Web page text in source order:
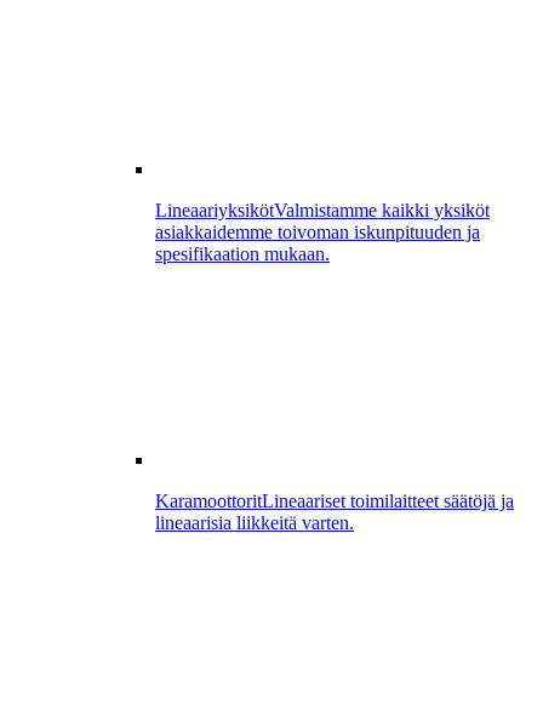
LineaariyksikötValmistamme kaikki yksiköt
asiakkaidemme toivoman iskunpituuden ja
spesifikaation mukaan.
KaramoottoritLineaariset toimilaitteet säätöjä ja
lineaarisia liikkeitä varten.